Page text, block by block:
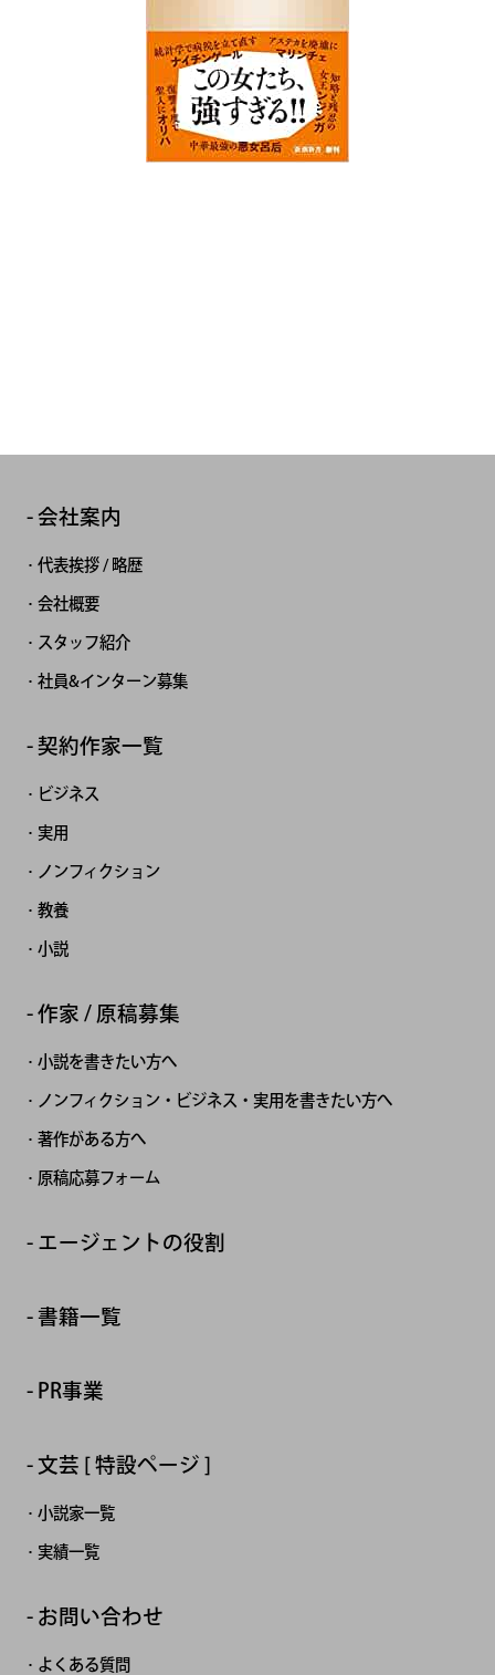
会社案内
代表挨拶 / 略歴
会社概要
スタッフ紹介
社員&インターン募集
契約作家一覧
ビジネス
実用
ノンフィクション
教養
小説
作家 / 原稿募集
小説を書きたい方へ
ノンフィクション・ビジネス・実用を書きたい方へ
著作がある方へ
原稿応募フォーム
エージェントの役割
書籍一覧
PR事業
文芸 [ 特設ページ ]
小説家一覧
実績一覧
お問い合わせ
よくある質問